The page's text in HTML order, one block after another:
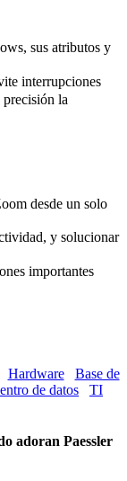
sus atributos y
interrupciones
la
desde un solo
y solucionar
importantes
Hardware
Base de
de datos
TI
adoran Paessler